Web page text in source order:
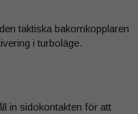
taktiska bakomkopplaren
i turboläge.
in sidokontakten för att